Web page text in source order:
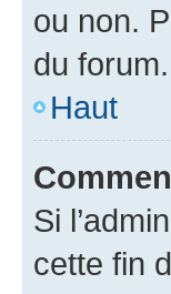
ou non.
du forum.
Haut
Si
cette fin